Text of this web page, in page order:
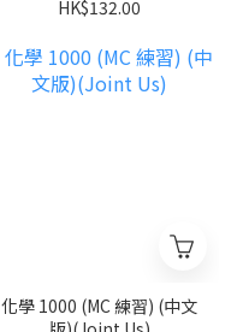
HK$132.00
化學 1000 (MC 練習) (中文